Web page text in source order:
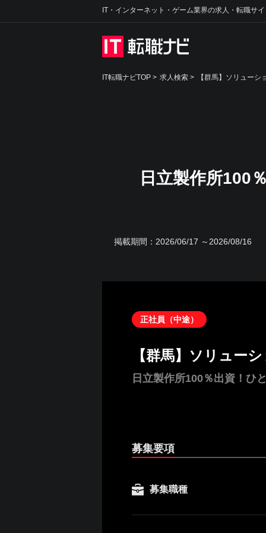
IT・インターネット・ゲーム業界の求人・転職サ
IT転職ナビTOP > 求人検索 > 【群馬】ソリュー
日立製作所100
掲載期間： 2026/06/17 ～2026/08/16
正社員（中途）
【群馬】ソリュー
日立製作所100％出資！ひ
募集要項
募集職種